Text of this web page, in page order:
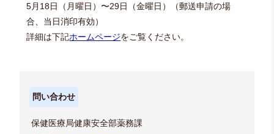
5月18日（月曜日）〜29日（金曜日）（郵送申請の場
合、当日消印有効）
詳細は下記ホームページをご覧ください。
問い合わせ
保健医療局健康安全部薬務課